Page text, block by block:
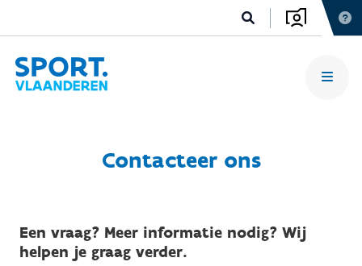
Contacteer ons
Een vraag? Meer informatie nodig? Wij
helpen je graag verder.